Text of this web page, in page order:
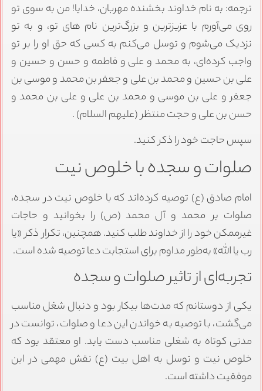
ترجمه: به نام خداوند بخشنده مهربان، خدایا! من به سوی تو
روی می‌آورم با عزیزترین و بزرگ‌ترین نام های تو، و به تو
نزدیک می‌شوم و توسل می‌کنم به کسی که حق او را بر تو
واجب کرده‌ای، به محمد و علی و فاطمه و حسن و حسین و
علی بن حسین و محمد بن علی و جعفر بن محمد و موسی بن
جعفر و علی بن موسی و محمد بن علی و علی بن محمد و
حسن بن علی و حجت منتظر (علیهم السلام) .
سپس حاجت خود را ذکر کنید.
صلوات و سجده با خلوص نیت
امام صادق (ع) توصیه کرده‌اند که با خلوص نیت در سجده،
صلوات بر محمد و آل محمد (ص) را بخوانید و حاجات
غیرممکن خود را از خداوند طلب کنید. همچنین، تکرار ذکر «یا
رب یا الله» به‌طور مداوم برای استجابت دعا توصیه شده است.
تجربه‌ای از تاثیر صلوات و سجده
یکی از دوستانم که مدت‌ها بیکار بود و دنبال شغل مناسب
می‌گشت، با توصیه به خواندن این دعا و صلوات، توانست در
مدتی کوتاه به شغلی مناسب دست یابد. او معتقد بود که
خلوص نیت و توسل به اهل بیت (ع) نقش مهمی در این
موفقیت داشته است.